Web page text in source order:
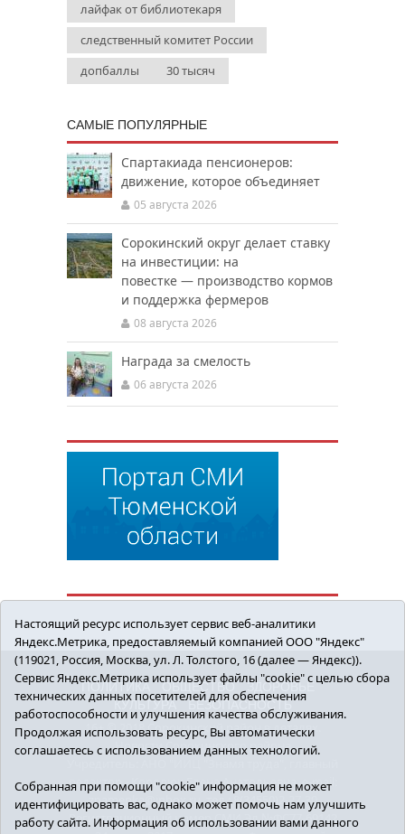
лайфак от библиотекаря
следственный комитет России
допбаллы
30 тысяч
САМЫЕ ПОПУЛЯРНЫЕ
Спартакиада пенсионеров:
движение, которое объединяет
05 августа 2026
Сорокинский округ делает ставку
на инвестиции: на
повестке — производство кормов
и поддержка фермеров
08 августа 2026
Награда за смелость
06 августа 2026
ПОЛИТИКА ОБЩЕСТВО
ЗДОРОВЬЕ
КУЛЬТУРА
БЕЗОПАСНОСТЬ
16+ © 2018 Сорокинский район в деталях.
Новости Сорокинского района
редактор - Королюк Елена Анатольевна, e-mail:
znamenka@inbox.ru, тел.: 8(34550)2-27-30
Регистрационный номер СМИ Эл №ФС77-69142
Настоящий ресурс использует сервис веб-аналитики
Яндекс.Метрика, предоставляемый компанией ООО "Яндекс"
(119021, Россия, Москва, ул. Л. Толстого, 16 (далее — Яндекс)).
Сервис Яндекс.Метрика использует файлы "cookie" с целью сбора
технических данных посетителей для обеспечения
работоспособности и улучшения качества обслуживания.
Продолжая использовать ресурс, Вы автоматически
соглашаетесь с использованием данных технологий.
Собранная при помощи "cookie" информация не может
идентифицировать вас, однако может помочь нам улучшить
работу сайта. Информация об использовании вами данного